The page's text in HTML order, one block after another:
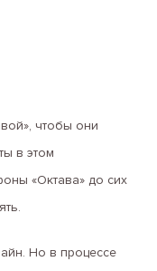
чтобы они
в этом
«Октава» до сих
Но в процессе